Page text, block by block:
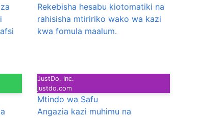
Rekebisha hesabu kiotomatiki na
rahisisha mtiririko wako wa kazi
kwa fomula maalum.
JustDo, Inc.
justdo.com
Mtindo wa Safu
Angazia kazi muhimu na